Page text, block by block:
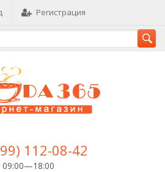
Регистрация
112-08-42